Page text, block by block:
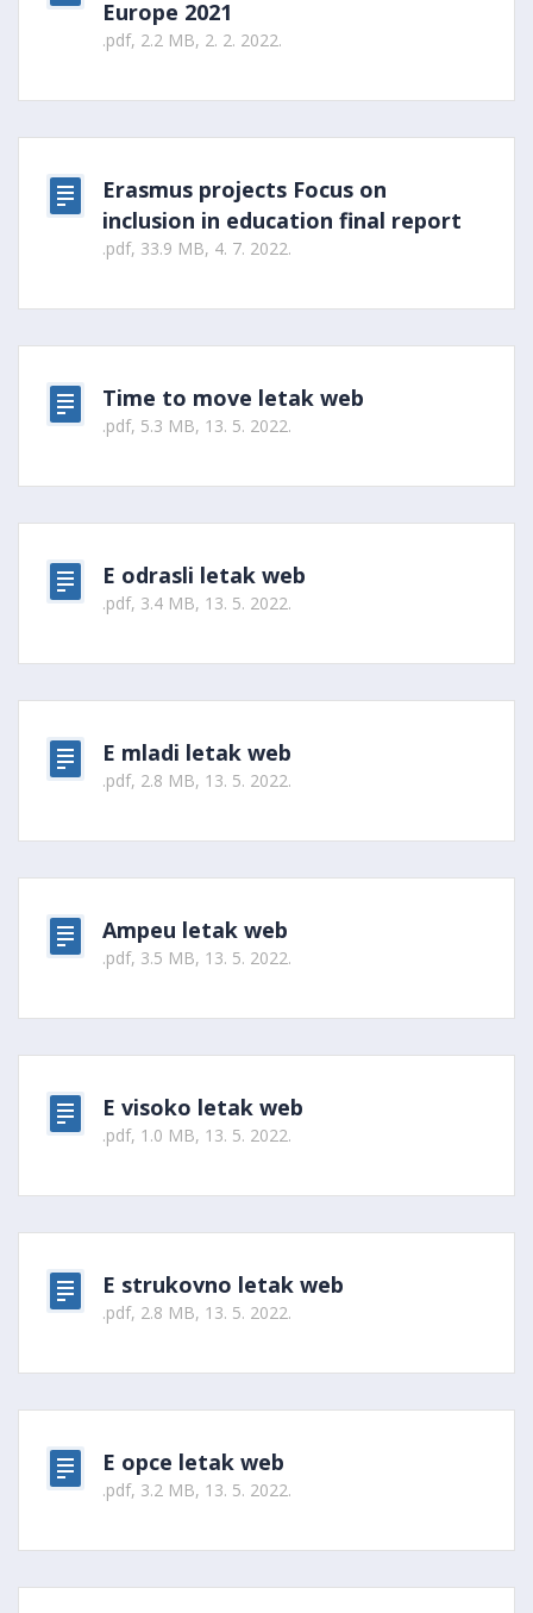
Europe 2021
.pdf, 2.2 MB, 2. 2. 2022.
Erasmus projects Focus on
inclusion in education final report
.pdf, 33.9 MB, 4. 7. 2022.
Time to move letak web
.pdf, 5.3 MB, 13. 5. 2022.
E odrasli letak web
.pdf, 3.4 MB, 13. 5. 2022.
E mladi letak web
.pdf, 2.8 MB, 13. 5. 2022.
Ampeu letak web
.pdf, 3.5 MB, 13. 5. 2022.
E visoko letak web
.pdf, 1.0 MB, 13. 5. 2022.
E strukovno letak web
.pdf, 2.8 MB, 13. 5. 2022.
E opce letak web
.pdf, 3.2 MB, 13. 5. 2022.